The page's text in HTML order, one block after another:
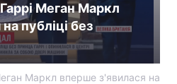
Меган Маркл
публіці без
Маркл вперше з'явилася на